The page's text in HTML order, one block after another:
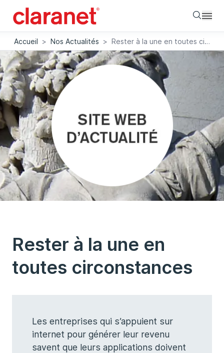
Accueil > Nos Actualités > Rester à la une en toutes circonstances
Rester à la une en
toutes circonstances
Les entreprises qui s’appuient sur
internet pour générer leur revenu
savent que leurs applications doivent